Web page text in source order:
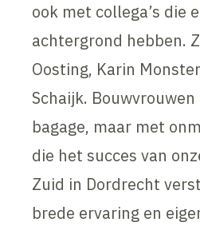
ook met collega’s die
achtergrond hebben.
Oosting, Karin
Schaijk.
bagage, maar met
die het succes van
Zuid in Dordrecht
brede ervaring en